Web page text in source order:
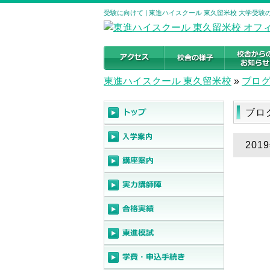
受験に向けて | 東進ハイスクール 東久留米校 大学受験
東進ハイスクール 東久留米校 » ブログ
ブロ